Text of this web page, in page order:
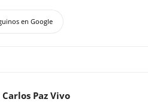
en Google
Paz Vivo